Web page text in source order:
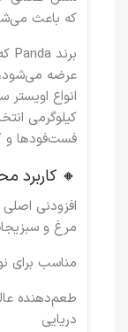
که باعث
برند Panda
عرضه
انواع
کیلوگرمی
فست‌فودها و
🔸 کاربرد
افزودنی
مرغ و
مناسب برای
طعم‌دهنده
دریایی